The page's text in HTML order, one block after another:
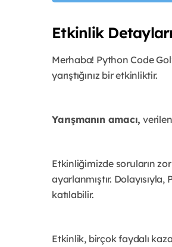
Etkinlik Detayları
Merhaba! Python Code
yarıştığınız bir etkinliktir.
Yarışmanın amacı,
Etkinliğimizde soruların
ayarlanmıştır.
katılabilir.
Etkinlik, birçok faydalı